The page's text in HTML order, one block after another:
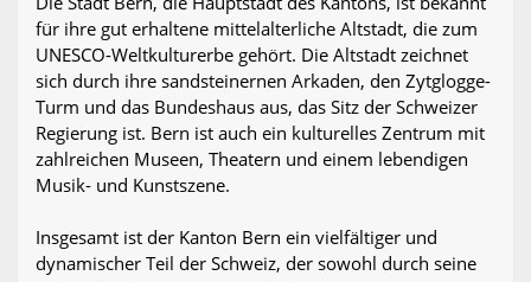
für ihre gut erhaltene mittelalterliche Altstadt, die zum
UNESCO-Weltkulturerbe gehört. Die Altstadt zeichnet
sich durch ihre sandsteinernen Arkaden, den Zytglogge-
Turm und das Bundeshaus aus, das Sitz der Schweizer
Regierung ist. Bern ist auch ein kulturelles Zentrum mit
zahlreichen Museen, Theatern und einem lebendigen
Musik- und Kunstszene.
Insgesamt ist der Kanton Bern ein vielfältiger und
dynamischer Teil der Schweiz, der sowohl durch seine